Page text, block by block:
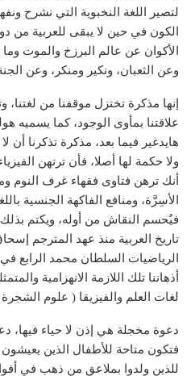
لتصير اللغة النخبوية التي نشرح
الكون في حين لا يبقى للعربية من
الأكوان عن عالم البرزخ والموت
وعن الثعبان، ونكير ومنكر، وعن
إنها مذكرة تختزل موقفنا من لغتنا،
علاقتنا بمأوى الوجود، كما يسميه
هايدغير فيما بعد، مذكرة تذكرنا أن
ولا حكمة لها أصلا، فأن ترتهن
أنك ترهن فتاوى فقهاء غرف
الأسِرَّة، ومنافع الفاكهة الجنسية
فيٌحسم النقاش من أوله، ويكتم
تاريخ العربية منذ عهد المترجم
الرياضيات السلطان محمد
أذهاننا تلك اللازمة الانهزامية
لغات العلم والفيزيقا ( علوم الشجرة
دعوة مخجلة هي إذن لا حياء فيها،
فتكون متاحة للأطفال الذين
للذين ولدوا بملاعق من ذهب في